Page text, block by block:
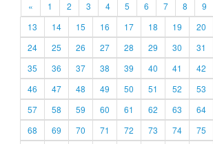
« 1 2 3 4 5 6 7 8 9
13
14 15 16 17 18 19 20
24
25 26 27 28 29 30 31
35
36 37 38 39 40 41 42
46
47 48 49 50 51 52 53
57
58 59 60 61 62 63 64
68
69 70 71 72 73 74 75